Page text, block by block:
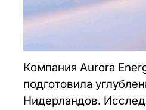
Компания Aurora
подготовила
Нидерландов.